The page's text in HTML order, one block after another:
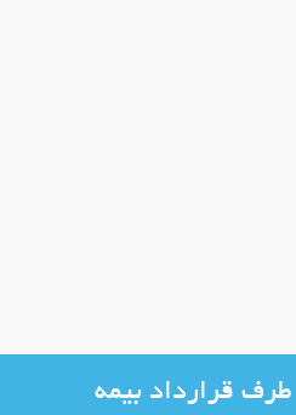
طرف قرارداد بیمه